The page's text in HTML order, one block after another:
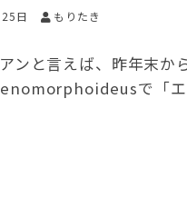
日 もりたき
ンと言えば、昨年末か
で「エ